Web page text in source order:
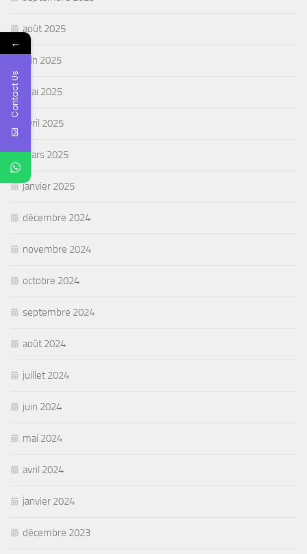
août 2025
juin 2025
mai 2025
avril 2025
mars 2025
janvier 2025
décembre 2024
novembre 2024
octobre 2024
septembre 2024
août 2024
juillet 2024
juin 2024
mai 2024
avril 2024
janvier 2024
décembre 2023
←
Contact Us